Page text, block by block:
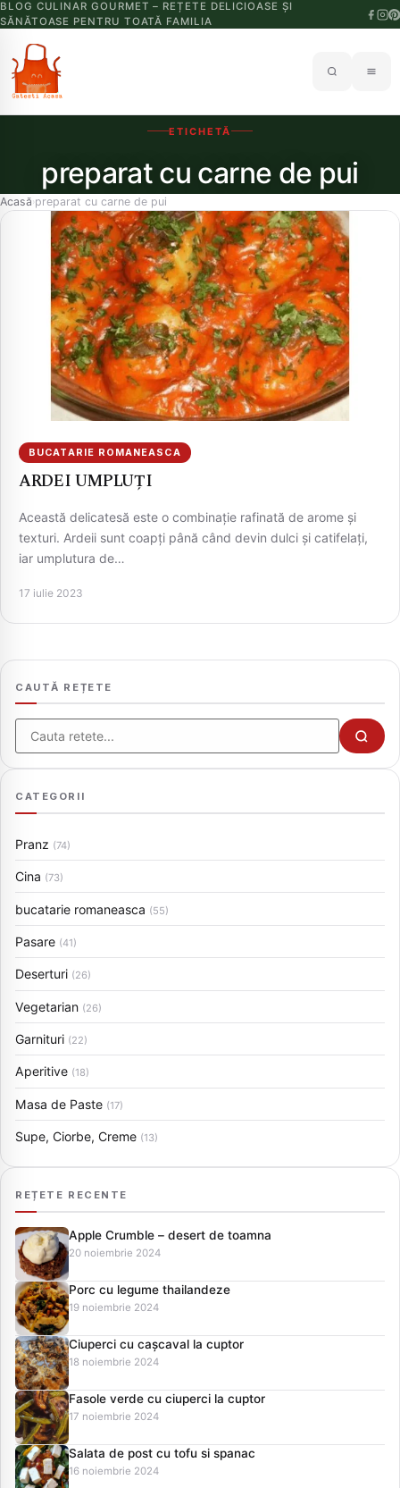
BLOG CULINAR GOURMET – REȚETE DELICIOASE ȘI
SĂNĂTOASE PENTRU TOATĂ FAMILIA
ETICHETĂ
preparat cu carne de pui
Acasă›preparat cu carne de pui
BUCATARIE ROMANEASCA
ARDEI UMPLUȚI
Această delicatesă este o combinație rafinată de arome și
texturi. Ardeii sunt coapți până când devin dulci și catifelați,
iar umplutura de…
17 iulie 2023
CAUTĂ REȚETE
Cauta
CATEGORII
Pranz (74)
Cina (73)
bucatarie romaneasca (55)
Pasare (41)
Deserturi (26)
Vegetarian (26)
Garnituri (22)
Aperitive (18)
Masa de Paste (17)
Supe, Ciorbe, Creme (13)
REȚETE RECENTE
Apple Crumble – desert de toamna
20 noiembrie 2024
Porc cu legume thailandeze
19 noiembrie 2024
Ciuperci cu cașcaval la cuptor
18 noiembrie 2024
Fasole verde cu ciuperci la cuptor
17 noiembrie 2024
Salata de post cu tofu si spanac
16 noiembrie 2024